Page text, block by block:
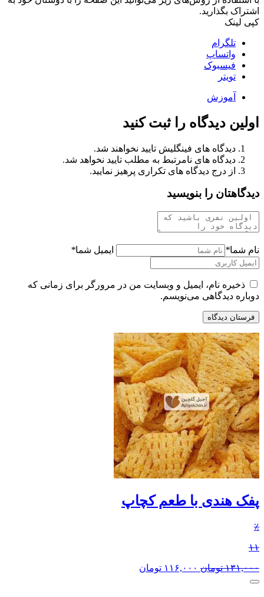
اشتراک بگذارید.
کپی لینک
تلگرام
واتساپ
فیسبوک
تویتر
آموزش
اولین دیدگاه را ثبت کنید
دیدگاه های فینگلیش تایید نخواهند شد.
دیدگاه های نامرتبط به مطلب تایید نخواهد شد.
از درج دیدگاه های تکراری پرهیز نمایید.
دیدگاهتان را بنویسید
نام شما* ایمیل شما*
ذخیره نام، ایمیل و وبسایت من در مرورگر برای زمانی که
دوباره دیدگاهی می‌نویسم.
پفک هندی با طعم کچاپ
٪
۱۱
۱۳۱,۰۰۰ تومان ۱۱۶,۰۰۰ تومان